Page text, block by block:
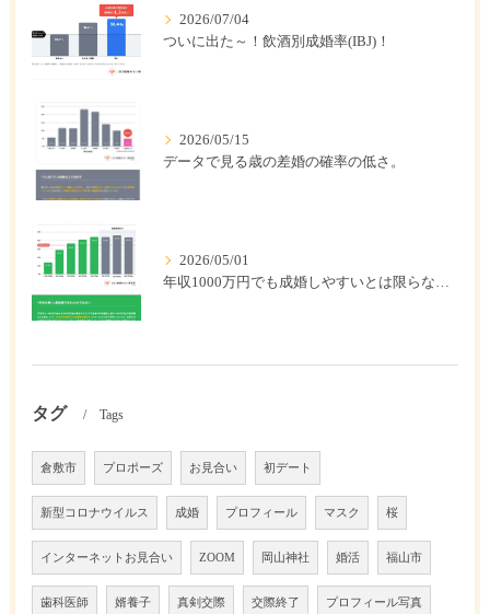
2026/07/04
ついに出た～！飲酒別成婚率(IBJ)！
2026/05/15
データで見る歳の差婚の確率の低さ。
2026/05/01
年収1000万円でも成婚しやすいとは限らない? 「年収帯別の成婚率」のリアル
タグ Tags
倉敷市 プロポーズ お見合い 初デート
新型コロナウイルス 成婚 プロフィール マスク 桜
インターネットお見合い ZOOM 岡山神社 婚活 福山市
歯科医師 婿養子 真剣交際 交際終了 プロフィール写真